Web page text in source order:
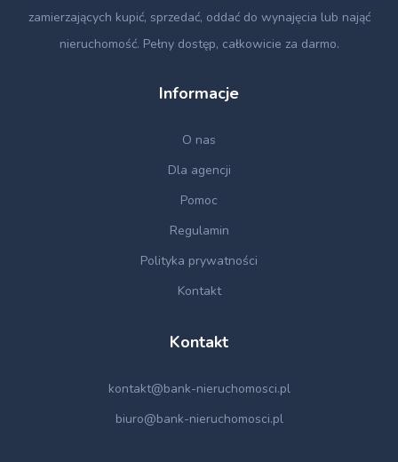
zamierzających kupić, sprzedać, oddać do wynajęcia lub nająć
nieruchomość. Pełny dostęp, całkowicie za darmo.
Informacje
O nas
Dla agencji
Pomoc
Regulamin
Polityka prywatności
Kontakt
Kontakt
kontakt@bank-nieruchomosci.pl
biuro@bank-nieruchomosci.pl